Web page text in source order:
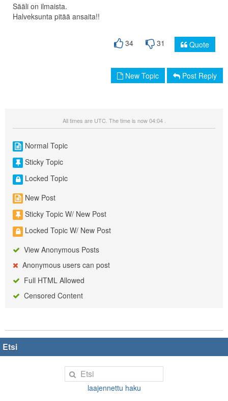
Sääli on ilmaista.
Halveksunta pitää ansaita!!
34 31 Quote
New Topic Post Reply
All times are UTC. The time is now 04:04 .
Normal Topic
Sticky Topic
Locked Topic
New Post
Sticky Topic W/ New Post
Locked Topic W/ New Post
View Anonymous Posts
Anonymous users can post
Full HTML Allowed
Censored Content
Etsi
laajennettu haku